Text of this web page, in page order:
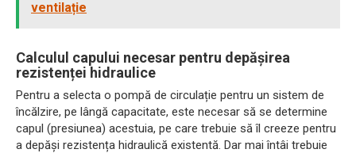
ventilație
Calculul capului necesar pentru depășirea
rezistenței hidraulice
Pentru a selecta o pompă de circulație pentru un sistem de
încălzire, pe lângă capacitate, este necesar să se determine
capul (presiunea) acestuia, pe care trebuie să îl creeze pentru
a depăși rezistența hidraulică existentă. Dar mai întâi trebuie